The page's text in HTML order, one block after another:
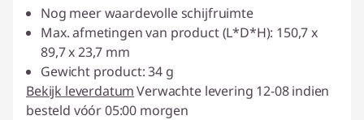
Nog meer waardevolle schijfruimte
Max. afmetingen van product (L*D*H): 150,7 x
89,7 x 23,7 mm
Gewicht product: 34 g
Bekijk leverdatumVerwachte levering 12-08 indien
besteld vóór 05:00 morgen